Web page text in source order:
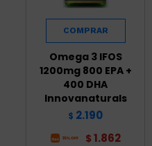
Omega 3 IFOS
1200mg 800 EPA +
400 DHA
Innovanaturals
$ 2.190
$ 1.862